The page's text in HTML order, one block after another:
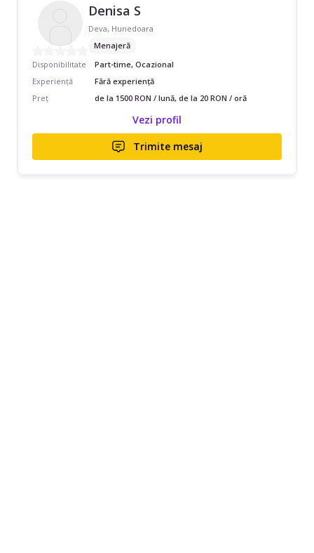
Denisa S
Deva, Hunedoara
Menajeră
Disponibilitate
Part-time, Ocazional
Experiență
Fără experiență
Preț
de la 1500 RON / lună, de la 20 RON / oră
Vezi profil
Trimite mesaj